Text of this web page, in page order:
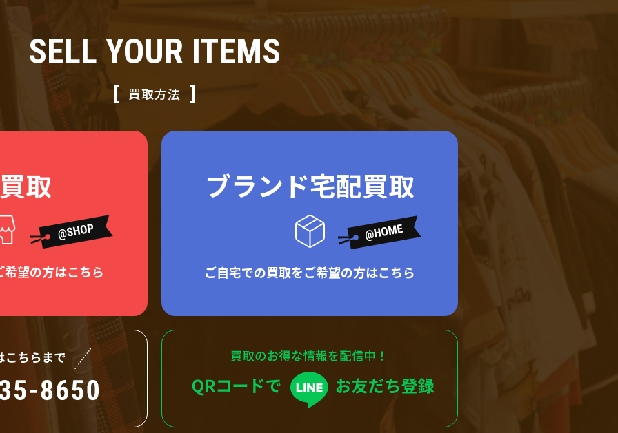
SELL YOUR ITEMS
買取方法
取
望の方はこちら
ブランド宅配買取
ご自宅での買取をご希望の方はこちら